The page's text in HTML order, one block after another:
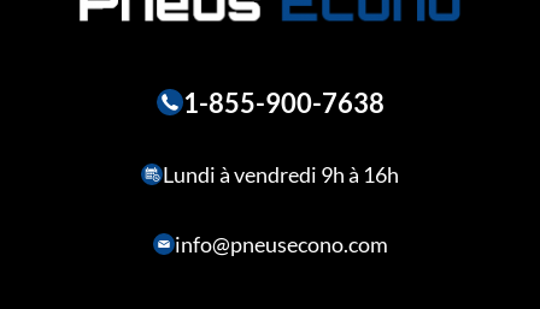
1-855-900-7638
Lundi à vendredi 9h à 16h
info@pneusecono.com